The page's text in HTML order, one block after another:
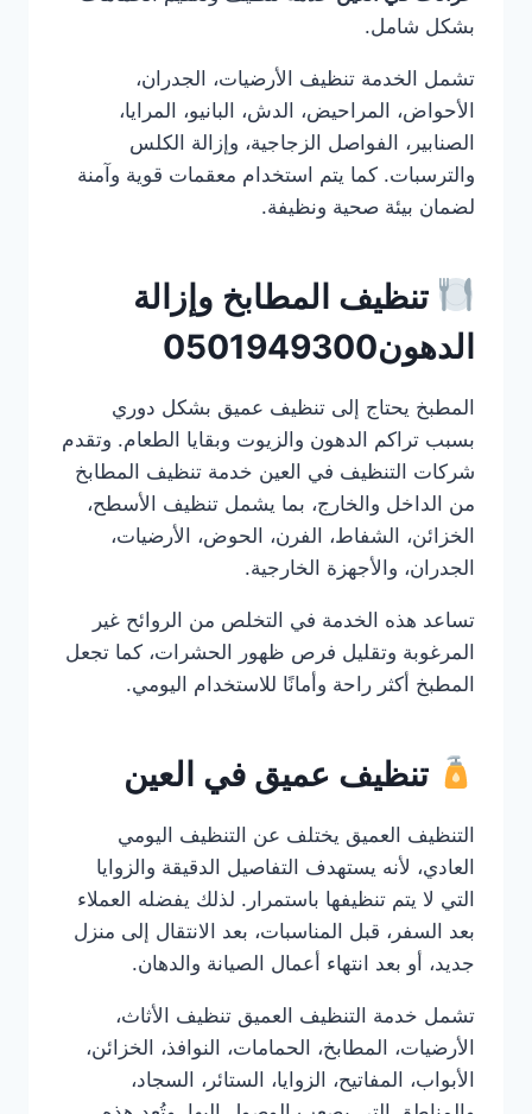
بشكل شامل.
تشمل الخدمة تنظيف الأرضيات، الجدران،
الأحواض، المراحيض، الدش، البانيو، المرايا،
الصنابير، الفواصل الزجاجية، وإزالة الكلس
والترسبات. كما يتم استخدام معقمات قوية وآمنة
لضمان بيئة صحية ونظيفة.
تنظيف المطابخ وإزالة
الدهون0501949300
المطبخ يحتاج إلى تنظيف عميق بشكل دوري
بسبب تراكم الدهون والزيوت وبقايا الطعام. وتقدم
شركات التنظيف في العين خدمة تنظيف المطابخ
من الداخل والخارج، بما يشمل تنظيف الأسطح،
الخزائن، الشفاط، الفرن، الحوض، الأرضيات،
الجدران، والأجهزة الخارجية.
تساعد هذه الخدمة في التخلص من الروائح غير
المرغوبة وتقليل فرص ظهور الحشرات، كما تجعل
المطبخ أكثر راحة وأمانًا للاستخدام اليومي.
تنظيف عميق في العين
التنظيف العميق يختلف عن التنظيف اليومي
العادي، لأنه يستهدف التفاصيل الدقيقة والزوايا
التي لا يتم تنظيفها باستمرار. لذلك يفضله العملاء
بعد السفر، قبل المناسبات، بعد الانتقال إلى منزل
جديد، أو بعد انتهاء أعمال الصيانة والدهان.
تشمل خدمة التنظيف العميق تنظيف الأثاث،
الأرضيات، المطابخ، الحمامات، النوافذ، الخزائن،
الأبواب، المفاتيح، الزوايا، الستائر، السجاد،